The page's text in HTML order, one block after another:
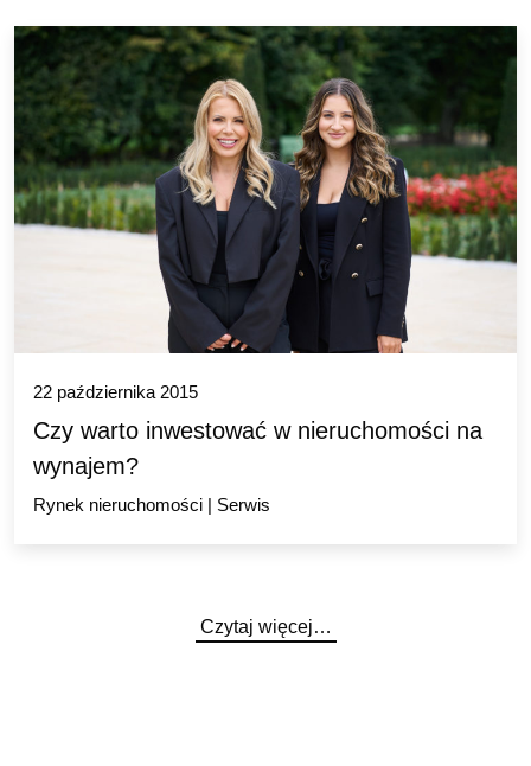
22 października 2015
Czy warto inwestować w nieruchomości na
wynajem?
Rynek nieruchomości| Serwis
Czytaj więcej…